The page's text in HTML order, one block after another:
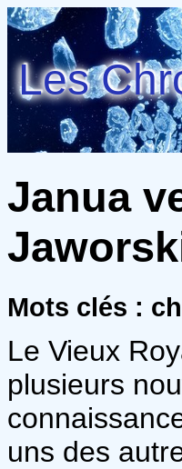
Les
Janua
Mots clés :
Le Vieux
plusieurs
uns des